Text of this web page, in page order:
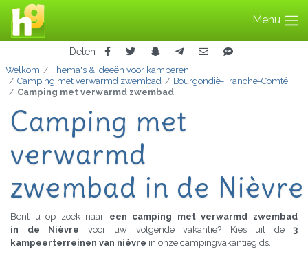
Menu
Delen
Welkom
Thema's & ideeën voor kamperen
Camping met verwarmd zwembad
Bourgondië-Franche-Comté
Camping met verwarmd zwembad
Camping met
verwarmd
zwembad in de Nièvre
Bent u op zoek naar een camping met verwarmd zwembad
in de Nièvre voor uw volgende vakantie? Kies uit de 3
kampeerterreinen van nièvre in onze campingvakantiegids.